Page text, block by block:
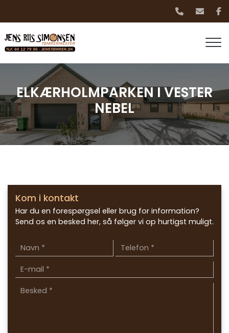
ELKÆRHOLMPARKEN I VESTER
NEBEL
Kom i kontakt
Har du en forespørgsel eller brug for information?
Send os en besked her, så følger vi op hurtigst muligt.